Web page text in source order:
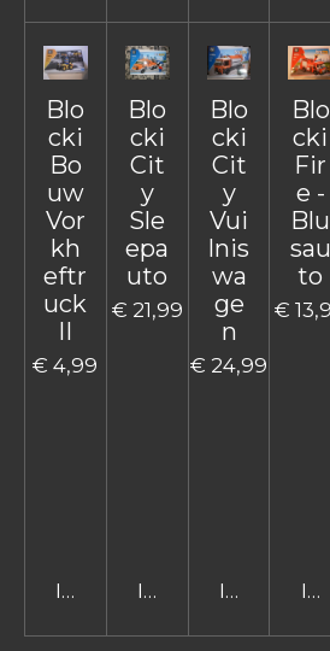
Blo
cki
Bo
uw
Vor
kh
eftr
uck
€ 4,99
In winkelwagen
Blo
cki
Cit
y
Sle
epa
uto
€ 21,99
In winkelwagen
Blo
cki
Cit
y
Vui
lnis
wa
ge
n
€ 24,99
In
Blo
cki
Fir
e -
Blu
sau
to
€
In